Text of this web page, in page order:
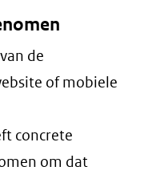
de
of mobiele
concrete
om dat